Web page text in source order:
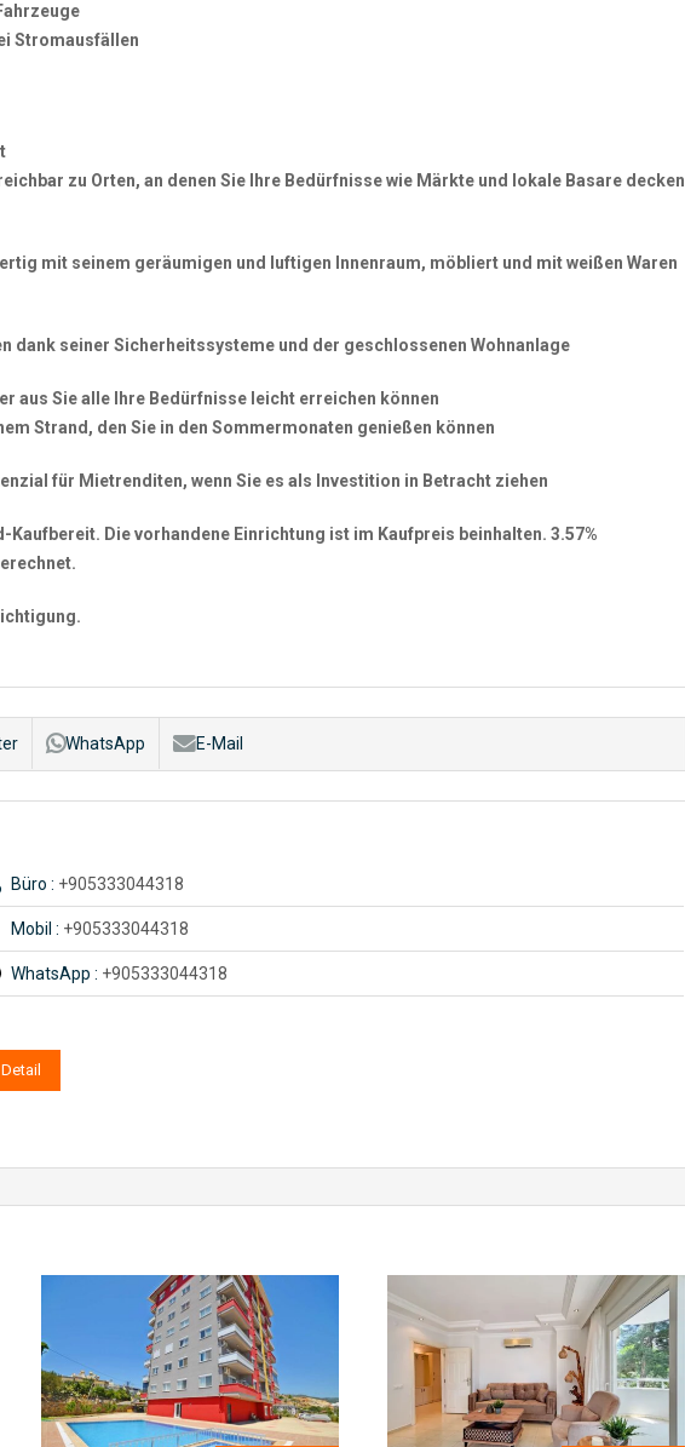
Stromausfällen
zu Orten, an denen Sie Ihre Bedürfnisse wie Märkte und lokale Basare decken
mit seinem geräumigen und luftigen Innenraum, möbliert und mit weißen Waren
dank seiner Sicherheitssysteme und der geschlossenen Wohnanlage
aus Sie alle Ihre Bedürfnisse leicht erreichen können
Strand, den Sie in den Sommermonaten genießen können
für Mietrenditen, wenn Sie es als Investition in Betracht ziehen
Die vorhandene Einrichtung ist im Kaufpreis beinhalten. 3.57%
WhatsApp E-Mail
Büro : +905333044318
Mobil : +905333044318
WhatsApp : +905333044318
Detail